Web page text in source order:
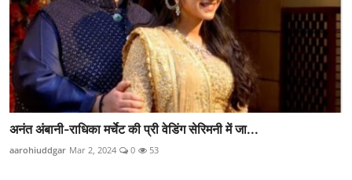
अनंत अंबानी-राधिका मर्चेट की प्री वेडिंग सेरिमनी में जा...
aarohiuddgar Mar 2, 2024 0 53